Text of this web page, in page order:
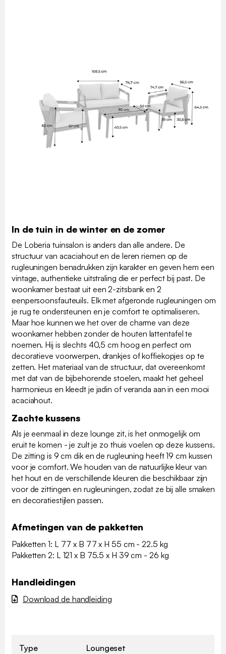
In de tuin in de winter en de zomer
De Loberia tuinsalon is anders dan alle andere. De
structuur van acaciahout en de leren riemen op de
rugleuningen benadrukken zijn karakter en geven hem een
vintage, authentieke uitstraling die er perfect bij past. De
woonkamer bestaat uit een 2-zitsbank en 2
eenpersoonsfauteuils. Elk met afgeronde rugleuningen om
je rug te ondersteunen en je comfort te optimaliseren.
Maar hoe kunnen we het over de charme van deze
woonkamer hebben zonder de houten lattentafel te
noemen. Hij is slechts 40,5 cm hoog en perfect om
decoratieve voorwerpen, drankjes of koffiekopjes op te
zetten. Het materiaal van de structuur, dat overeenkomt
met dat van de bijbehorende stoelen, maakt het geheel
harmonieus en kleedt je jadin of veranda aan in een mooi
acaciahout.
Zachte kussens
Als je eenmaal in deze lounge zit, is het onmogelijk om
eruit te komen - je zult je zo thuis voelen op deze kussens.
De zitting is 9 cm dik en de rugleuning heeft 19 cm kussen
voor je comfort. We houden van de natuurlijke kleur van
het hout en de verschillende kleuren die beschikbaar zijn
voor de zittingen en rugleuningen, zodat ze bij alle smaken
en decoratiestijlen passen.
Afmetingen van de pakketten
Pakketten 1: L 77 x B 77 x H 55 cm - 22.5 kg
Pakketten 2: L 121 x B 75.5 x H 39 cm - 26 kg
Handleidingen
Download de handleiding
Type Loungeset